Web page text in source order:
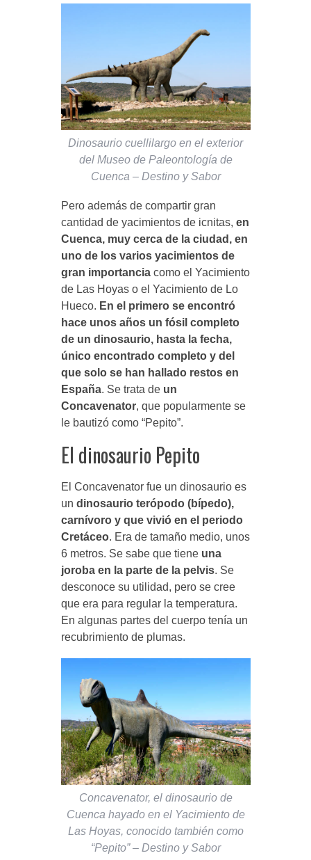
Dinosaurio cuellilargo en el exterior
del Museo de Paleontología de
Cuenca – Destino y Sabor
Pero además de compartir gran
cantidad de yacimientos de icnitas, en
Cuenca, muy cerca de la ciudad, en
uno de los varios yacimientos de
gran importanciacomo el Yacimiento
de Las Hoyas o el Yacimiento de Lo
Hueco. En el primero se encontró
hace unos años un fósil completo
de un dinosaurio, hasta la fecha,
único encontrado completo y del
que solo se han hallado restos en
España. Se trata de un
Concavenator, que popularmente se
le bautizó como “Pepito”.
El dinosaurio Pepito
El Concavenator fue un dinosaurio es
un dinosaurio terópodo (bípedo),
carnívoro y que vivió en el periodo
Cretáceo. Era de tamaño medio, unos
6 metros. Se sabe que tiene una
joroba en la parte de la pelvis. Se
desconoce su utilidad, pero se cree
que era para regular la temperatura.
En algunas partes del cuerpo tenía un
recubrimiento de plumas.
Concavenator, el dinosaurio de
Cuenca hayado en el Yacimiento de
Las Hoyas, conocido también como
“Pepito” – Destino y Sabor